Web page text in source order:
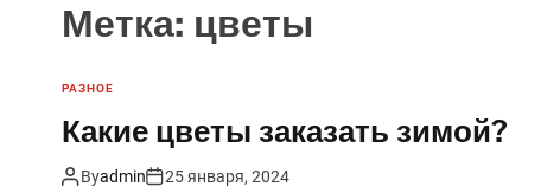
Метка: цветы
РАЗНОЕ
Какие цветы заказать зимой?
Byadmin 25 января, 2024